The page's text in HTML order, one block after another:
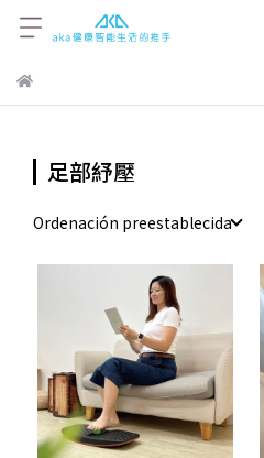
足部紓壓
Ordenación preestablecida